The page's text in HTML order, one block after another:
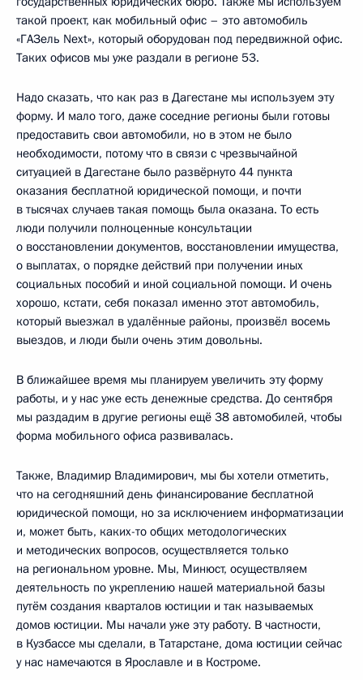
такой проект, как мобильный офис – это автомобиль
«ГАЗель Next», который оборудован под передвижной офис.
Таких офисов мы уже раздали в регионе 53.
Надо сказать, что как раз в Дагестане мы используем эту
форму. И мало того, даже соседние регионы были готовы
предоставить свои автомобили, но в этом не было
необходимости, потому что в связи с чрезвычайной
ситуацией в Дагестане было развёрнуто 44 пункта
оказания бесплатной юридической помощи, и почти
в тысячах случаев такая помощь была оказана. То есть
люди получили полноценные консультации
о восстановлении документов, восстановлении имущества,
о выплатах, о порядке действий при получении иных
социальных пособий и иной социальной помощи. И очень
хорошо, кстати, себя показал именно этот автомобиль,
который выезжал в удалённые районы, произвёл восемь
выездов, и люди были очень этим довольны.
В ближайшее время мы планируем увеличить эту форму
работы, и у нас уже есть денежные средства. До сентября
мы раздадим в другие регионы ещё 38 автомобилей, чтобы
форма мобильного офиса развивалась.
Также, Владимир Владимирович, мы бы хотели отметить,
что на сегодняшний день финансирование бесплатной
юридической помощи, но за исключением информатизации
и, может быть, каких-то общих методологических
и методических вопросов, осуществляется только
на региональном уровне. Мы, Минюст, осуществляем
деятельность по укреплению нашей материальной базы
путём создания кварталов юстиции и так называемых
домов юстиции. Мы начали уже эту работу. В частности,
в Кузбассе мы сделали, в Татарстане, дома юстиции сейчас
у нас намечаются в Ярославле и в Костроме.